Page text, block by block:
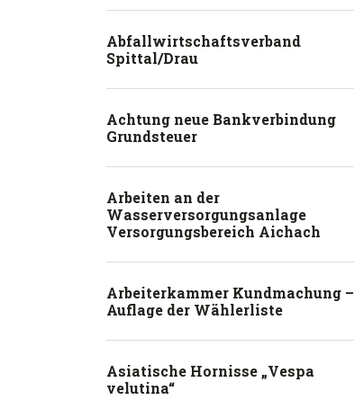
Abfallwirtschaftsverband
Spittal/Drau
Achtung neue Bankverbindung
Grundsteuer
Arbeiten an der
Wasserversorgungsanlage
Versorgungsbereich Aichach
Arbeiterkammer Kundmachung –
Auflage der Wählerliste
Asiatische Hornisse „Vespa
velutina“